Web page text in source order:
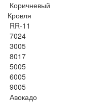
Коричневый
Кровля
RR-11
7024
3005
8017
5005
6005
9005
Авокадо